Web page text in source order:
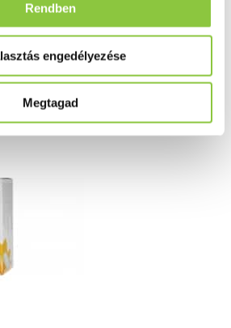
Rendben
engedélyezése
Megtagad
+ magnézium + cink + D3
db